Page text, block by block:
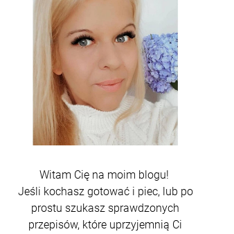
Witam Cię na moim blogu!
Jeśli kochasz gotować i piec, lub po
prostu szukasz sprawdzonych
przepisów, które uprzyjemnią Ci